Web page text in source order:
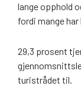
lange opphold
fordi mange
29,3 prosent
turistrådet til.